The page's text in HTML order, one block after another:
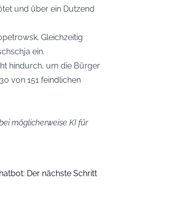
und über ein Dutzend
Gleichzeitig
ein.
hindurch, um die Bürger
von 151 feindlichen
möglicherweise KI für
Der nächste Schritt